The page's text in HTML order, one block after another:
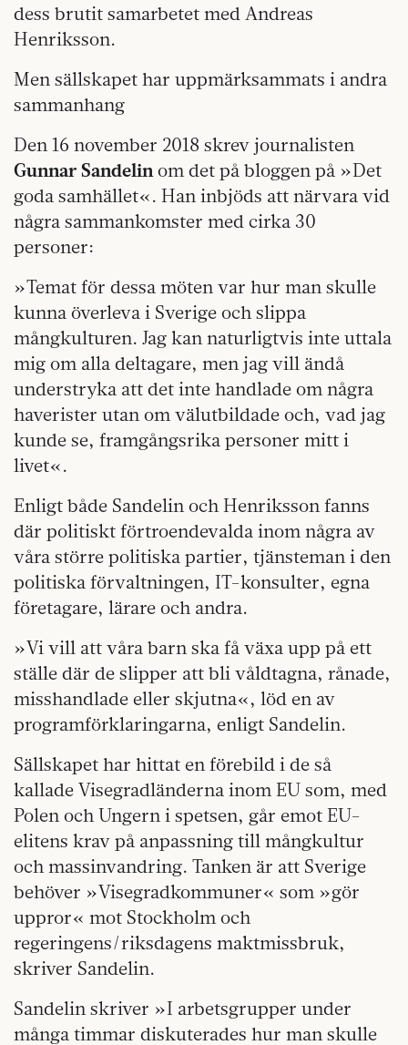
dess brutit samarbetet med Andreas
Henriksson.
Men sällskapet har uppmärksammats i andra
sammanhang
Den 16 november 2018 skrev journalisten
Gunnar Sandelin om det på bloggen på »Det
goda samhället«. Han inbjöds att närvara vid
några sammankomster med cirka 30
personer:
»Temat för dessa möten var hur man skulle
kunna överleva i Sverige och slippa
mångkulturen. Jag kan naturligtvis inte uttala
mig om alla deltagare, men jag vill ändå
understryka att det inte handlade om några
haverister utan om välutbildade och, vad jag
kunde se, framgångsrika personer mitt i
livet«.
Enligt både Sandelin och Henriksson fanns
där politiskt förtroendevalda inom några av
våra större politiska partier, tjänsteman i den
politiska förvaltningen, IT-konsulter, egna
företagare, lärare och andra.
»Vi vill att våra barn ska få växa upp på ett
ställe där de slipper att bli våldtagna, rånade,
misshandlade eller skjutna«, löd en av
programförklaringarna, enligt Sandelin.
Sällskapet har hittat en förebild i de så
kallade Visegradländerna inom EU som, med
Polen och Ungern i spetsen, går emot EU-
elitens krav på anpassning till mångkultur
och massinvandring. Tanken är att Sverige
behöver »Visegradkommuner« som »gör
uppror« mot Stockholm och
regeringens/riksdagens maktmissbruk,
skriver Sandelin.
Sandelin skriver »I arbetsgrupper under
många timmar diskuterades hur man skulle